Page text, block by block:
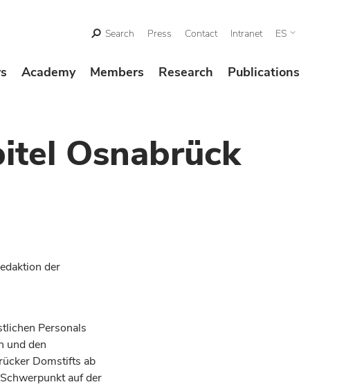
Search Press Contact Intranet ES
Academy Members Research Publications
Osnabrück
der
Personals
und den
Domstifts ab
auf der